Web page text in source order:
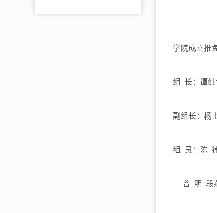
学院成立推
组 长：谭红
副组长：杨
组 员：陈
曾 明 段